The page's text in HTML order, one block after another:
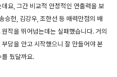
요, 그간 비교적 안정적인 연출력을 보
승헌, 김강우, 조한선 등 매력만점의 배
작을 뛰어넘는데는 실패했습니다. 거의
담을 안고 시작했으니 잘 만들어야 본
뒀달까요.